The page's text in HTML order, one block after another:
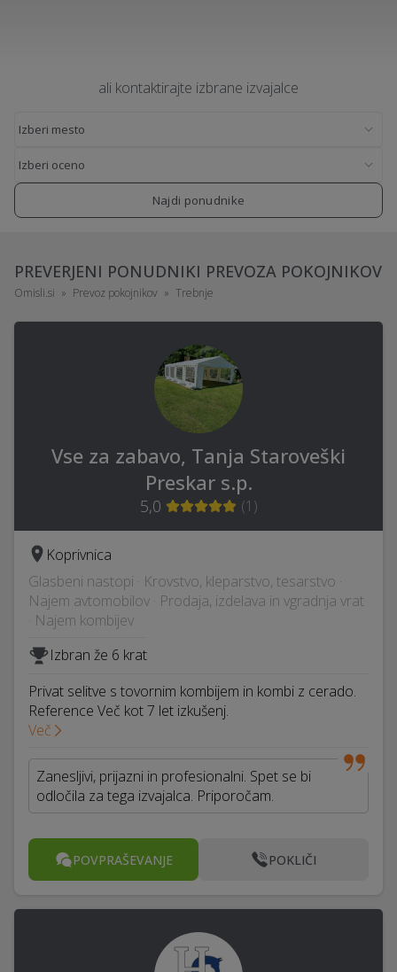
ali kontaktirajte izbrane izvajalce
Najdi ponudnike
PREVERJENI PONUDNIKI PREVOZA POKOJNIKOV
Omisli.si Prevoz pokojnikov Trebnje
Vse za zabavo, Tanja Staroveški
Preskar s.p.
5,0 (1 )
Koprivnica
Glasbeni nastopi · Krovstvo, kleparstvo, tesarstvo ·
Najem avtomobilov · Prodaja, izdelava in vgradnja vrat
· Najem kombijev
Izbran že 6 krat
Privat selitve s tovornim kombijem in kombi z cerado.
Reference Več kot 7 let izkušenj.
Več
Zanesljivi, prijazni in profesionalni. Spet se bi
odločila za tega izvajalca. Priporočam.
POVPRAŠEVANJE POKLIČI